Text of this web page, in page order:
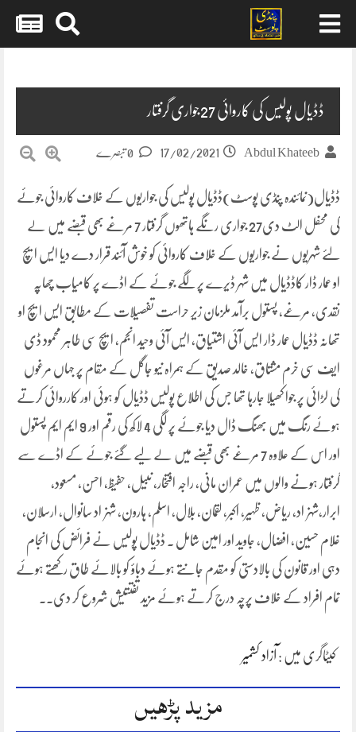
ڈڈیال پولیس کی کاروائی 27جواری گرفتار
Abdul Khateeb
17/02/2021
ڈڈیال(نمائندہ پنڈی پوسٹ)ڈڈیال پولیس کی جواریوں کے خلاف کاروائی جوئے
کی محفل الٹ دی27 جواری رنگے ہاتھوں گرفتار 7 مرغے بھی قبضے میں لے
لئے شہریوں نے جواریوں کے خلاف کاروائی کو خوش آئند قرار دے دیا ایس ایچ
او عمار ڈار کاڈڈیال میں شہر ڈیرے پر لگے جوئے کے اڈے پر کامیاب چھاپہ
نقدی, مرغے, پستول برآمد ملزمان زیر حراست تفصیلات کے مطابق ایس ایچ او
تھانہ ڈڈیال عمار ڈار ایس آئی اشتیاق, ایس آئی وحید انجم, ایچ سی طاہر محمود ڈی
ایف سی خرم مشتاق, خالد صدیق کے ہمراہ نیو جاگل کے مقام پر جہاں مرغوں
کی لڑائی پر جوا کھیلا جارہا تھا جس کی اطلاع پولیس ڈڈیال کو ہوئی اور کارروائی کرتے
ہوئے رنگ میں بھنگ ڈال دیا جوئے پر لگی 4 لاکھ کی رقم اور 9 ایم ایم پستول
اور اس کے علاوہ 7 مرغے بھی قبضے میں لے لیے گئے جوئے کے اڈے سے
گرفتار ہونے والوں میں عمران مانی, راجہ افتخار, نبیل, حفیظ, احسن, مسعود,
ابرار,شہزاد, ریاض, ظہیر, اکبر, لقمان, بلال, اسلم, ہارون, شہزاد سانوال, ارسلان,
غلام حسین, افضال, جاوید اور امین شامل ۔ ڈڈیال پولیس نے فرائض کی انجام
دہی اور قانون کی بالادستی کو مقدم جانتے ہوئے دباؤ کو بالائے طاق رکھتے ہوئے
تمام افراد کے خلاف پرچہ درج کرتے ہوئے مزید تفتتیش شروع کر دی۔۔
کیٹاگری میں : آزاد کشمیر
مزید پڑھیں